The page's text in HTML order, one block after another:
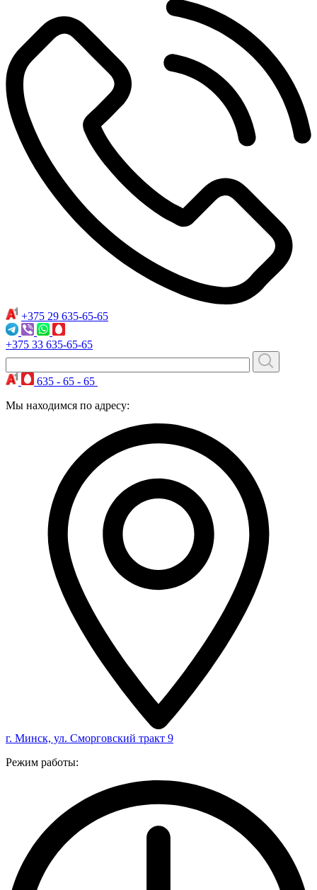
+375 29 635-65-65
+375 33 635-65-65
635 - 65 - 65
Мы находимся по адресу:
г. Минск, ул. Сморговский тракт 9
Режим работы: